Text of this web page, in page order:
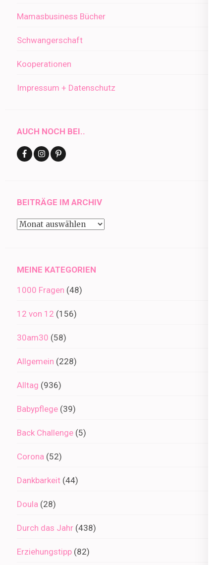
Mamasbusiness Bücher
Schwangerschaft
Kooperationen
Impressum + Datenschutz
AUCH NOCH BEI..
BEITRÄGE IM ARCHIV
Beiträge
MEINE KATEGORIEN
1000 Fragen (48)
12 von 12 (156)
30am30 (58)
Allgemein (228)
Alltag (936)
Babypflege (39)
Back Challenge (5)
Corona (52)
Dankbarkeit (44)
Doula (28)
Durch das Jahr (438)
Erziehungstipp (82)